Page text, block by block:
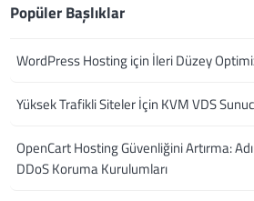
Popüler Başlıklar
WordPress Hosting için İleri Düzey
Yüksek Trafikli Siteler İçin KVM VDS
OpenCart Hosting Güvenliğini Artırma:
DDoS Koruma Kurulumları